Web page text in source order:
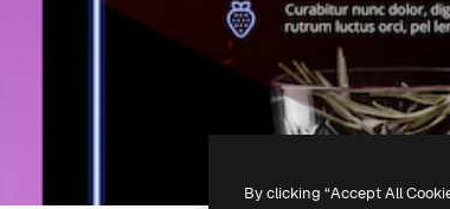
By clicking “Accept All